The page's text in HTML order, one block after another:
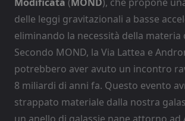
delle leggi gravitazionali a basse
eliminando la necessità della materia
Secondo MOND, la Via Lattea e
potrebbero aver avuto un incontro
8 miliardi di anni fa. Questo evento
strappato materiale dalla nostra
un anello di galassie nane attorno ad